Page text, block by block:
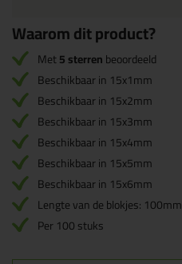
Waarom dit product?
Met5 sterrenbeoordeeld
Beschikbaar in 15x1mm
Beschikbaar in 15x2mm
Beschikbaar in 15x3mm
Beschikbaar in 15x4mm
Beschikbaar in 15x5mm
Beschikbaar in 15x6mm
Lengte van de blokjes: 100mm
Per 100 stuks